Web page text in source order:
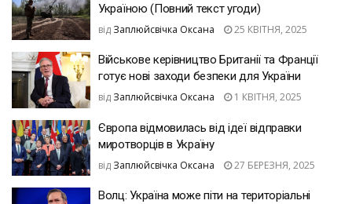
Україною (Повний текст угоди)
від Заплюйсвічка Оксана 25 КВІТНЯ, 2025
Військове керівництво Британії та Франції
готує нові заходи безпеки для України
від Заплюйсвічка Оксана 1 КВІТНЯ, 2025
Європа відмовилась від ідеї відправки
миротворців в Україну
від Заплюйсвічка Оксана 27 БЕРЕЗНЯ, 2025
Волц: Україна може піти на територіальні